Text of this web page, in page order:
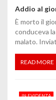
c
o
l
Addio al
È morto il
conduceva
malato.
READ MORE
IN EVIDENZA